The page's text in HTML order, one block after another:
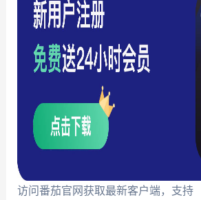
访问番茄官网获取最新客户端，支持